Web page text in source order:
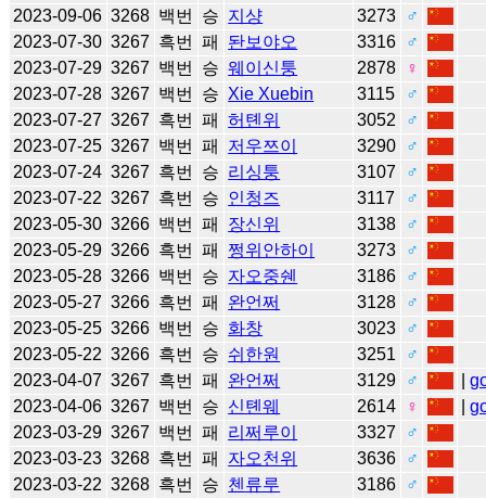
2023-09-06 3268 백번 승 지샹 3273
♂
2023-07-30 3267 흑번 패 돤보야오 3316
♂
2023-07-29 3267 백번 승 웨이신퉁 2878
♀
2023-07-28 3267 백번 승 Xie Xuebin 3115
♂
2023-07-27 3267 흑번 패 허톈위 3052
♂
2023-07-25 3267 백번 패 저우쯔이 3290
♂
2023-07-24 3267 흑번 승 리싱퉁 3107
♂
2023-07-22 3267 흑번 승 인청즈 3117
♂
2023-05-30 3266 백번 패 장신위 3138
♂
2023-05-29 3266 흑번 패 쩡위안하이 3273
♂
2023-05-28 3266 백번 승 자오중쉔 3186
♂
2023-05-27 3266 흑번 패 완언쩌 3128
♂
2023-05-25 3266 백번 승 화창 3023
♂
2023-05-22 3266 흑번 승 쉬한원 3251
♂
2023-04-07 3267 흑번 패 완언쩌 3129 ♂ |
2023-04-06 3267 백번 승 신톈웨 2614 ♀ |
2023-03-29 3267 백번 패 리쩌루이 3327
♂
2023-03-23 3268 흑번 패 자오천위 3636
♂
2023-03-22 3268 흑번 승 첸류루 3186
♂